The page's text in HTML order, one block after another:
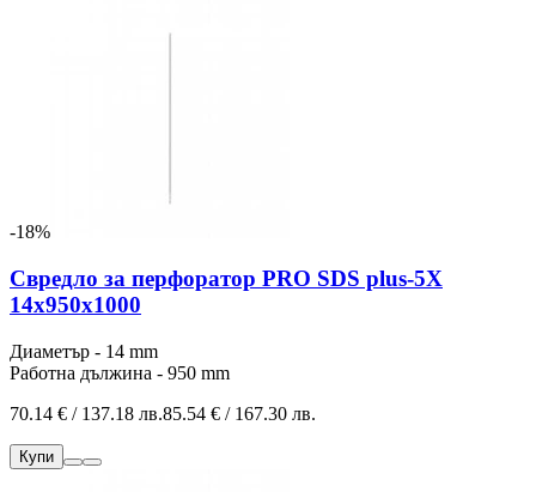
-18%
Свредло за перфоратор PRO SDS plus-5X
14x950x1000
Диаметър - 14 mm
Работна дължина - 950 mm
70.14 € / 137.18 лв.85.54 € / 167.30 лв.
Купи